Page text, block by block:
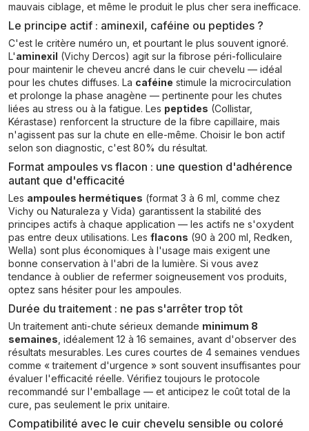
mauvais ciblage, et même le produit le plus cher sera inefficace.
Le principe actif : aminexil, caféine ou peptides ?
C'est le critère numéro un, et pourtant le plus souvent ignoré.
L'aminexil (Vichy Dercos) agit sur la fibrose péri-folliculaire
pour maintenir le cheveu ancré dans le cuir chevelu — idéal
pour les chutes diffuses. La caféine stimule la microcirculation
et prolonge la phase anagène — pertinente pour les chutes
liées au stress ou à la fatigue. Les peptides (Collistar,
Kérastase) renforcent la structure de la fibre capillaire, mais
n'agissent pas sur la chute en elle-même. Choisir le bon actif
selon son diagnostic, c'est 80% du résultat.
Format ampoules vs flacon : une question d'adhérence
autant que d'efficacité
Les ampoules hermétiques (format 3 à 6 ml, comme chez
Vichy ou Naturaleza y Vida) garantissent la stabilité des
principes actifs à chaque application — les actifs ne s'oxydent
pas entre deux utilisations. Les flacons (90 à 200 ml, Redken,
Wella) sont plus économiques à l'usage mais exigent une
bonne conservation à l'abri de la lumière. Si vous avez
tendance à oublier de refermer soigneusement vos produits,
optez sans hésiter pour les ampoules.
Durée du traitement : ne pas s'arrêter trop tôt
Un traitement anti-chute sérieux demande minimum 8
semaines , idéalement 12 à 16 semaines, avant d'observer des
résultats mesurables. Les cures courtes de 4 semaines vendues
comme « traitement d'urgence » sont souvent insuffisantes pour
évaluer l'efficacité réelle. Vérifiez toujours le protocole
recommandé sur l'emballage — et anticipez le coût total de la
cure, pas seulement le prix unitaire.
Compatibilité avec le cuir chevelu sensible ou coloré